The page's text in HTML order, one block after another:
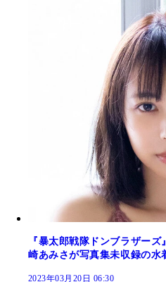
『暴太郎戦隊ドンブラザー
崎あみさが写真集未収録の水
2023年03月20日 06:30